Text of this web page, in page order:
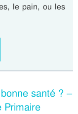
le pain, ou les
santé ? –
Primaire